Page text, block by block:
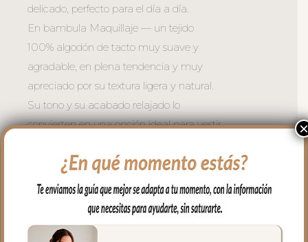
delicado, perfecto para el día a día.
En bambula Maquillaje — un tejido
100% algodón de tacto muy suave y
agradable, en plena tendencia y muy
apreciado por su textura ligera y natural.
Su tono y su acabado relajado lo
convierten en una opción ideal para vestir
atemporal.
*El interior con microfibra hueca
continua.
×